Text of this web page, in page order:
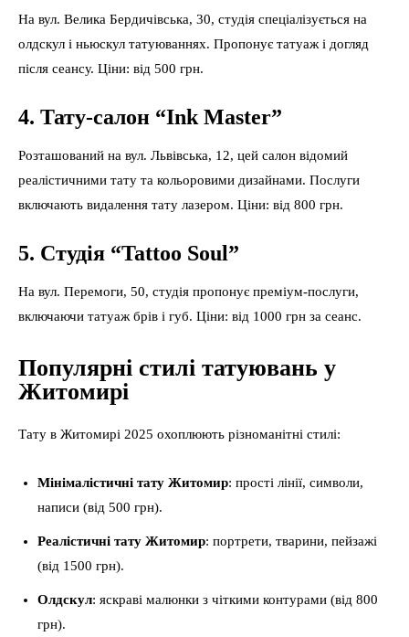
На вул. Велика Бердичівська, 30, студія спеціалізується на
олдскул і ньюскул татуюваннях. Пропонує татуаж і догляд
після сеансу. Ціни: від 500 грн.
4. Тату-салон “Ink Master”
Розташований на вул. Львівська, 12, цей салон відомий
реалістичними тату та кольоровими дизайнами. Послуги
включають видалення тату лазером. Ціни: від 800 грн.
5. Студія “Tattoo Soul”
На вул. Перемоги, 50, студія пропонує преміум-послуги,
включаючи татуаж брів і губ. Ціни: від 1000 грн за сеанс.
Популярні стилі татуювань у
Житомирі
Тату в Житомирі 2025 охоплюють різноманітні стилі:
Мінімалістичні тату Житомир: прості лінії, символи,
написи (від 500 грн).
Реалістичні тату Житомир: портрети, тварини, пейзажі
(від 1500 грн).
Олдскул: яскраві малюнки з чіткими контурами (від 800
грн).